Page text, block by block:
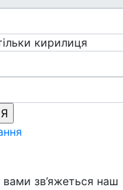
кирилиця
зв’яжеться наш